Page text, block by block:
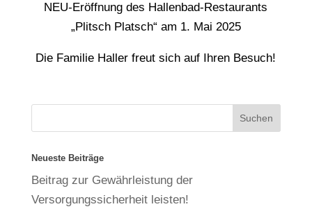
NEU-Eröffnung des Hallenbad-Restaurants
„Plitsch Platsch“ am 1. Mai 2025
Die Familie Haller freut sich auf Ihren Besuch!
Neueste Beiträge
Beitrag zur Gewährleistung der
Versorgungssicherheit leisten!